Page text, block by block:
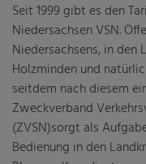
Tarifgutachten
Niedersächsisches
Verbandsordnung
Seit 1999 gibt es den
Niedersachsen VSN.
Niedersachsens, in
Holzminden und
seitdem nach diesem
Zweckverband
(ZVSN)sorgt als
Bedienung in den